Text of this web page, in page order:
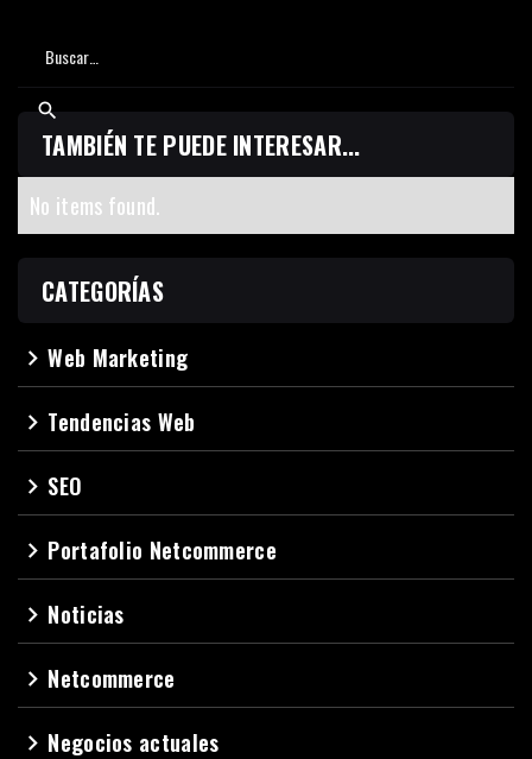
TAMBIÉN TE PUEDE INTERESAR...
No items found.
CATEGORÍAS
navigate_nextWeb Marketing
navigate_next Tendencias Web
navigate_next SEO
navigate_next Portafolio Netcommerce
navigate_next Noticias
navigate_next Netcommerce
navigate_next Negocios actuales